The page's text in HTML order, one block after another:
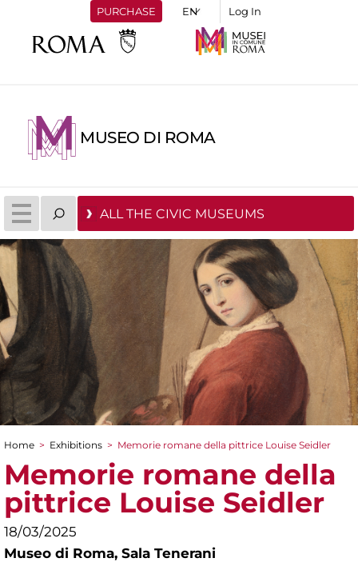
PURCHASE Log In
MUSEO DI ROMA
ALL THE CIVIC MUSEUMS
You are here
Home > Exhibitions > Memorie romane della pittrice Louise Seidler
Memorie romane della
pittrice Louise Seidler
18/03/2025
Museo di Roma, Sala Tenerani